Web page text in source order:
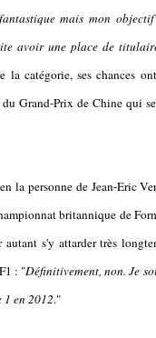
mais mon
avoir une place de
catégorie, ses chances
Grand-Prix de Chine qui
la personne de Jean-Eric
britannique de
s'y attarder très
: "Définitivement, non. Je
en 2012."